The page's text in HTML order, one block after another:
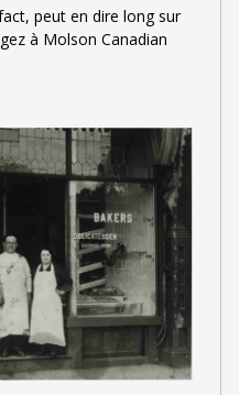
peut en dire long sur
à Molson Canadian